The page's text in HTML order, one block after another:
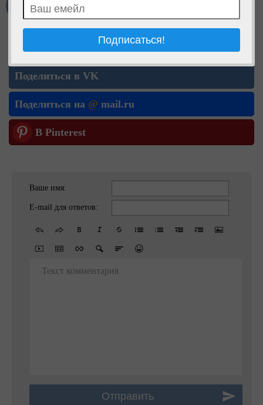
Мне нравится
Поделиться в ОК
Поделиться в VK
Поделиться на @ mail.ru
В Pinterest
Ваше имя:
E-mail для ответов:
Текст комментария